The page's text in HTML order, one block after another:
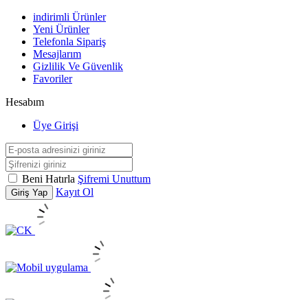
indirimli Ürünler
Yeni Ürünler
Telefonla Sipariş
Mesajlarım
Gizlilik Ve Güvenlik
Favoriler
Hesabım
Üye Girişi
Beni Hatırla Şifremi Unuttum
Giriş Yap Kayıt Ol